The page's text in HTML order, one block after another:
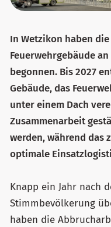
In Wetzikon haben
Feuerwehrgebäude
begonnen. Bis 2027
Gebäude, das
unter einem Dach
Zusammenarbeit
werden, während das
optimale
Knapp ein Jahr nach
Stimmbevölkerung
haben die